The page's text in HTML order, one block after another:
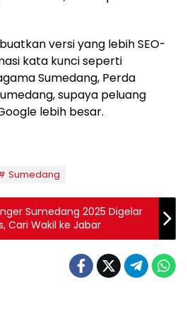
versi yang lebih SEO-
kata kunci seperti
Sumedang, Perda
supaya peluang
lebih besar.
Sumedang
Sumedang 2025 Digelar
Cari Wakil ke Jabar